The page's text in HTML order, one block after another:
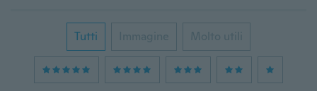
Tutti Immagine Molto utili